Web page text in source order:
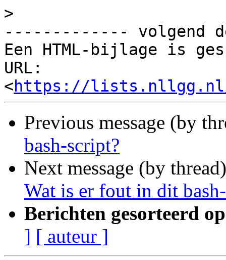
>
------------- volgend
Een HTML-bijlage is
URL:
<https://lists.nllgg.nl/
Previous message (by
bash-script?
Next message (by
Wat is er fout in dit
Berichten gesorteerd
] [ auteur ]